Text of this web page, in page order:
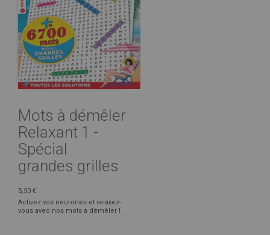
Mots à démêler
Relaxant 1 -
Spécial
grandes grilles
5,50 €
Activez vos neurones et relaxez-
vous avec nos mots à démêler !